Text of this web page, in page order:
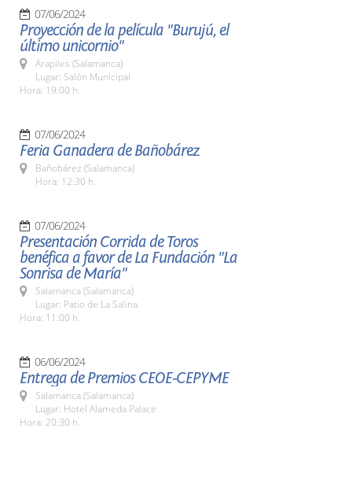
07/06/2024
Proyección de la película "Burujú, el
último unicornio"
Arapiles (Salamanca)
Lugar: Salón Municipal
Hora: 19:00 h.
07/06/2024
Feria Ganadera de Bañobárez
Bañobárez (Salamanca)
Hora: 12:30 h.
07/06/2024
Presentación Corrida de Toros
benéfica a favor de La Fundación "La
Sonrisa de María"
Salamanca (Salamanca)
Lugar: Patio de La Salina
Hora: 11:00 h.
06/06/2024
Entrega de Premios CEOE-CEPYME
Salamanca (Salamanca)
Lugar: Hotel Alameda Palace
Hora: 20:30 h.